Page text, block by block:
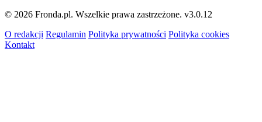
© 2026 Fronda.pl. Wszelkie prawa zastrzeżone. v3.0.12
O redakcji Regulamin Polityka prywatności Polityka cookies
Kontakt